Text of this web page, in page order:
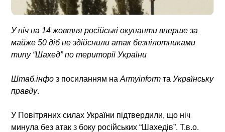
У ніч на 14 жовтня російські окупанти вперше за
майже 50 діб не здійснили атак безпілотниками
типу “Шахед” по території України
Штаб.інфо з посиланням наArmyinform таУкраїнську
правду.
У Повітряних силах України підтвердили, що ніч
минула без атак з боку російських “Шахедів”. Т.в.о.